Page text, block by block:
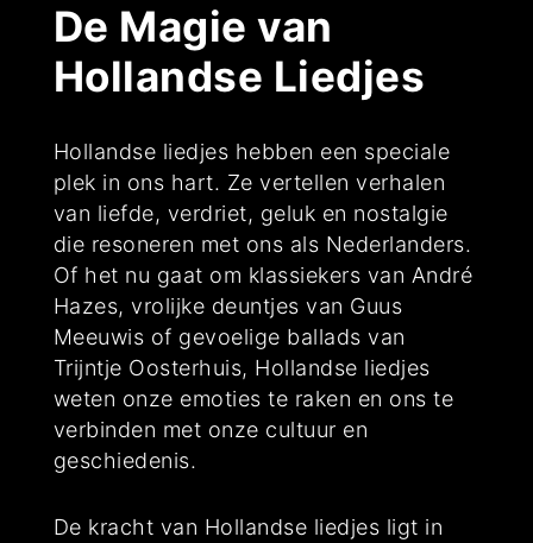
De Magie van
Hollandse Liedjes
Hollandse liedjes hebben een speciale
plek in ons hart. Ze vertellen verhalen
van liefde, verdriet, geluk en nostalgie
die resoneren met ons als Nederlanders.
Of het nu gaat om klassiekers van André
Hazes, vrolijke deuntjes van Guus
Meeuwis of gevoelige ballads van
Trijntje Oosterhuis, Hollandse liedjes
weten onze emoties te raken en ons te
verbinden met onze cultuur en
geschiedenis.
De kracht van Hollandse liedjes ligt in